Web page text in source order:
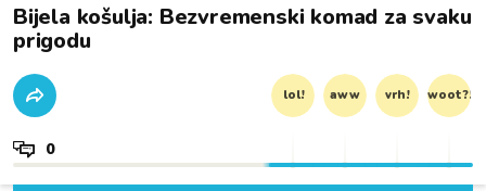
Bijela košulja: Bezvremenski komad za svaku
prigodu
lol! aww vrh! woot?!
0